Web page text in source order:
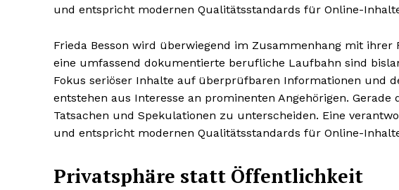
und entspricht modernen Qualitätsstandards für Online-
Frieda Besson wird überwiegend im Zusammenhang mit
eine umfassend dokumentierte berufliche Laufbahn sind
Fokus seriöser Inhalte auf überprüfbaren Informationen und
entstehen aus Interesse an prominenten Angehörigen.
Tatsachen und Spekulationen zu unterscheiden. Eine
und entspricht modernen Qualitätsstandards für Online-
Privatsphäre statt Öffentlichkeit